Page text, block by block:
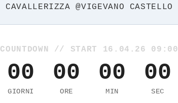
CAVALLERIZZA @VIGEVANO CASTELLO
COUNTDOWN // START 16.04.26 09:00
00
GIORNI
00
ORE
00
MIN
00
SEC